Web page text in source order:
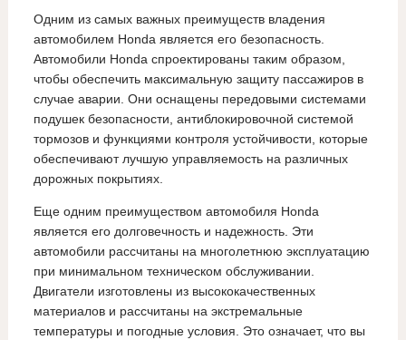
Одним из самых важных преимуществ владения
автомобилем Honda является его безопасность.
Автомобили Honda спроектированы таким образом,
чтобы обеспечить максимальную защиту пассажиров в
случае аварии. Они оснащены передовыми системами
подушек безопасности, антиблокировочной системой
тормозов и функциями контроля устойчивости, которые
обеспечивают лучшую управляемость на различных
дорожных покрытиях.
Еще одним преимуществом автомобиля Honda
является его долговечность и надежность. Эти
автомобили рассчитаны на многолетнюю эксплуатацию
при минимальном техническом обслуживании.
Двигатели изготовлены из высококачественных
материалов и рассчитаны на экстремальные
температуры и погодные условия. Это означает, что вы